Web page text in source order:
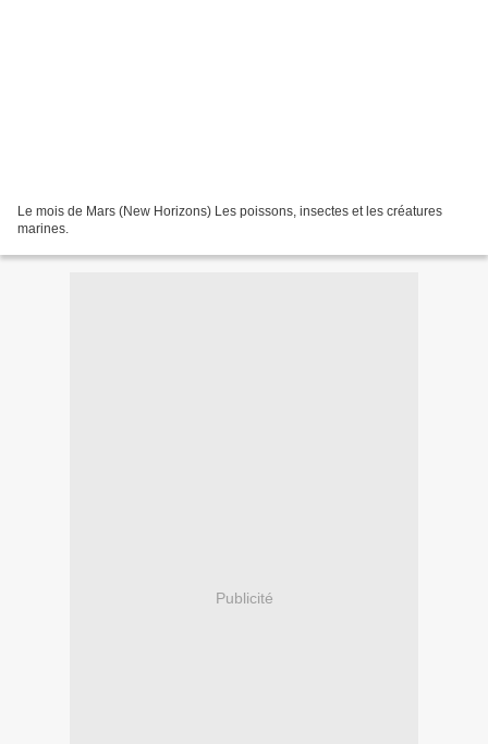
Le mois de Mars (New Horizons) Les poissons, insectes et les créatures
marines.
Publicité